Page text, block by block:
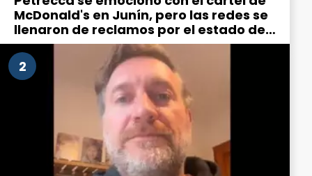
McDonald's en Junín, pero las redes se
llenaron de reclamos por el estado de
la ciudad
2